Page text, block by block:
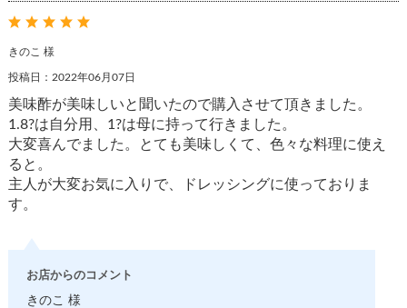
きのこ 様
投稿日：2022年06月07日
美味酢が美味しいと聞いたので購入させて頂きました。
1.8?は自分用、1?は母に持って行きました。
大変喜んでました。とても美味しくて、色々な料理に使え
ると。
主人が大変お気に入りで、ドレッシングに使っておりま
す。
お店からのコメント
きのこ 様